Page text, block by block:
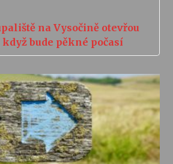
na Vysočině otevřou
bude pěkné počasí